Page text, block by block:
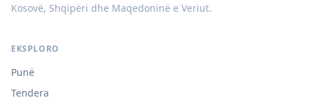
Kosovë, Shqipëri dhe Maqedoninë e Veriut.
EKSPLORO
Punë
Tendera